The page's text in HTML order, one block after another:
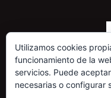
Utilizamos cookies
funcionamiento de la
servicios. Puede
necesarias o configurar